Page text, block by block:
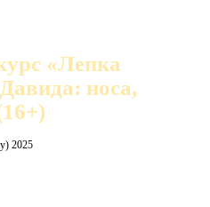
«Лепка
носа,
2025